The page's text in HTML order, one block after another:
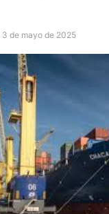
3 de mayo de 2025